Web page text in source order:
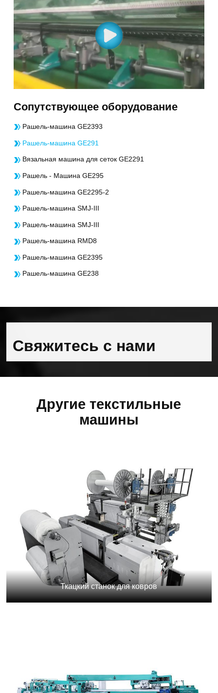
Cопутствующее оборудование
Рашель-машина GE2393
Рашель-машина GE291
Вязальная машина для сеток GE2291
Рашель - Машина GE295
Рашель-машина GE2295-2
Рашель-машина SMJ-III
Рашель-машина SMJ-III
Рашель-машина RMD8
Рашель-машина GE2395
Рашель-машина GE238
Свяжитесь с нами
Другие текстильные
машины
Ткацкий станок для ковров